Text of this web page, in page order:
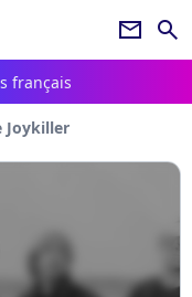
newsletter search
français
Joykiller